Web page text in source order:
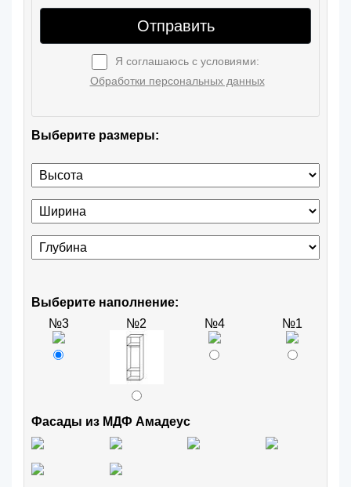
Отправить
Я соглашаюсь с условиями:
Обработки персональных данных
Выберите размеры:
Выберите наполнение:
№3
№2 №4 №1
Фасады из МДФ Амадеус